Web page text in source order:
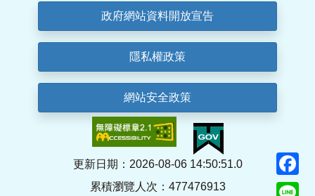
政府網站資料開放宣告
隱私權政策
網站安全政策
更新日期：2026-08-06 14:50:51.0
累積瀏覽人次：477476913